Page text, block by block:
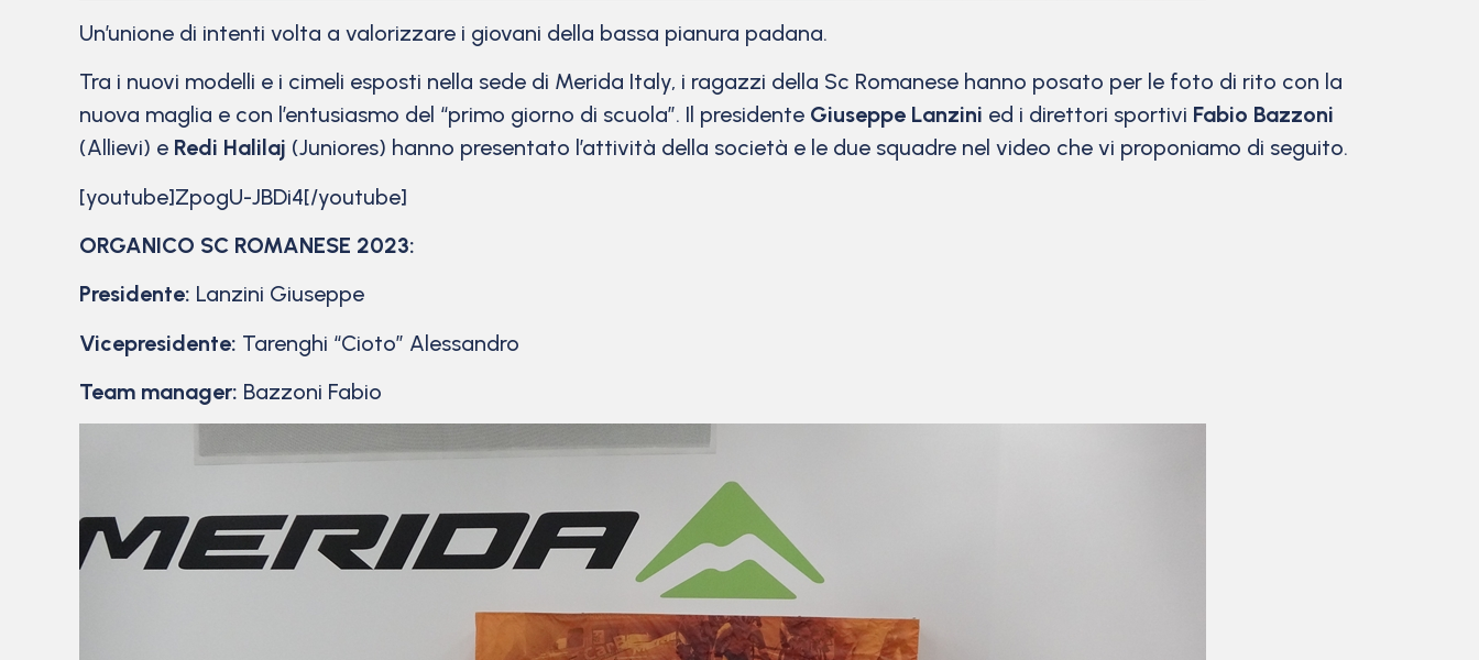
Un’unione di intenti volta a valorizzare i giovani della bassa pianura padana.
Tra i nuovi modelli e i cimeli esposti nella sede di Merida Italy, i ragazzi della Sc Romanese hanno posato per le foto di rito con la
nuova maglia e con l’entusiasmo del “primo giorno di scuola”. Il presidente Giuseppe Lanzini ed i direttori sportivi Fabio Bazzoni
(Allievi) e Redi Halilaj (Juniores) hanno presentato l’attività della società e le due squadre nel video che vi proponiamo di seguito.
[youtube]ZpogU-JBDi4[/youtube]
ORGANICO SC ROMANESE 2023:
Presidente: Lanzini Giuseppe
Vicepresidente: Tarenghi “Cioto” Alessandro
Team manager: Bazzoni Fabio